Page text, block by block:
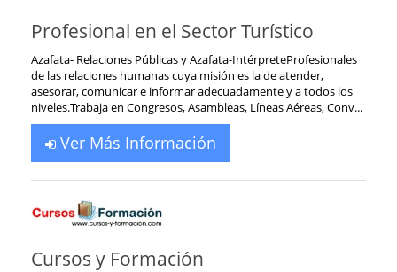
Profesional en el Sector Turístico
Azafata- Relaciones Públicas y Azafata-IntérpreteProfesionales
de las relaciones humanas cuya misión es la de atender,
asesorar, comunicar e informar adecuadamente y a todos los
niveles.Trabaja en Congresos, Asambleas, Líneas Aéreas, Conv...
Ver Más Información
Cursos y Formación